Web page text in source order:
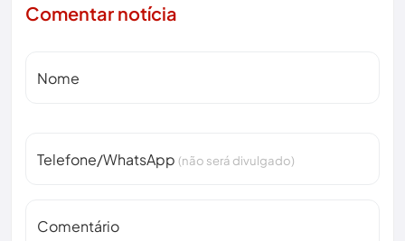
Comentar notícia
Nome
Telefone/WhatsApp (não será divulgado)
Comentário